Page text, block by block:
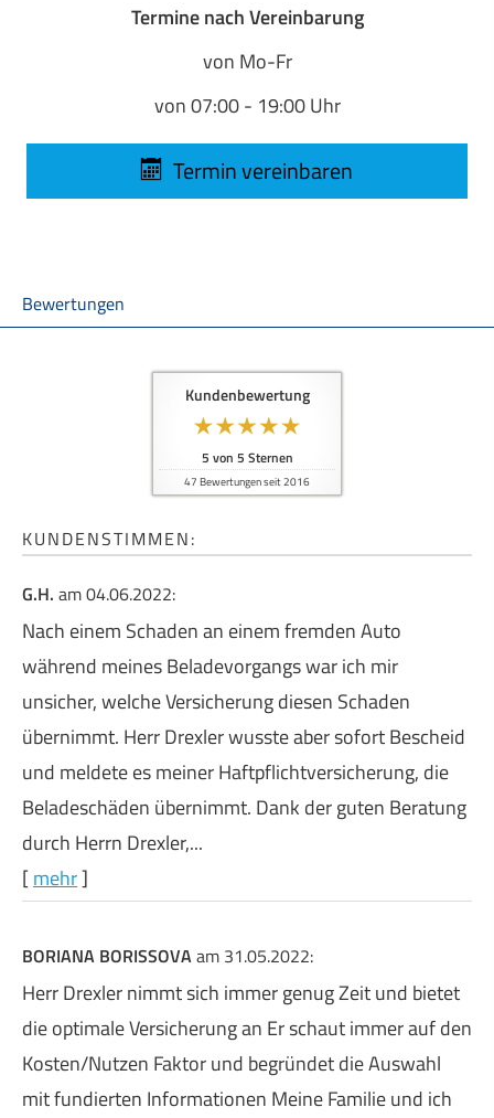
Termine nach Vereinbarung
von Mo-Fr
von 07:00 - 19:00 Uhr
Termin ver­ein­baren
Bewertungen
Kundenbewertung
5 von 5 Sternen
47 Bewertungen seit 2016
KUNDENSTIMMEN:
G.H. am 04.06.2022:
Nach einem Schaden an einem fremden Auto
während meines Beladevorgangs war ich mir
unsicher, welche Versicherung diesen Schaden
übernimmt. Herr Drexler wusste aber sofort Bescheid
und meldete es meiner Haft­pflichtversicherung, die
Beladeschäden übernimmt. Dank der guten Beratung
durch Herrn Drexler,...
[mehr]
BORIANA BORISSOVAam 31.05.2022:
Herr Drexler nimmt sich immer genug Zeit und bietet
die optimale Versicherung an Er schaut immer auf den
Kosten/Nutzen Faktor und begründet die Auswahl
mit fundierten Informationen Meine Familie und ich